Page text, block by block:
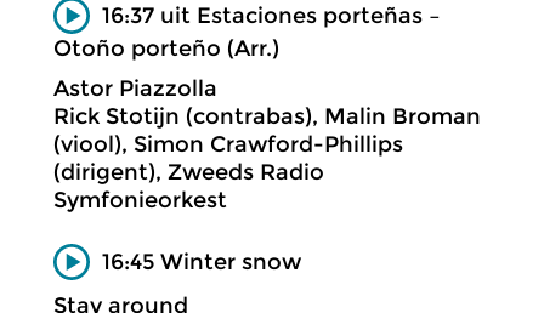
16:37 uit Estaciones porteñas –
Otoño porteño (Arr.)
Astor Piazzolla
Rick Stotijn (contrabas), Malin Broman
(viool), Simon Crawford-Phillips
(dirigent), Zweeds Radio
Symfonieorkest
16:45 Winter snow
Stay around